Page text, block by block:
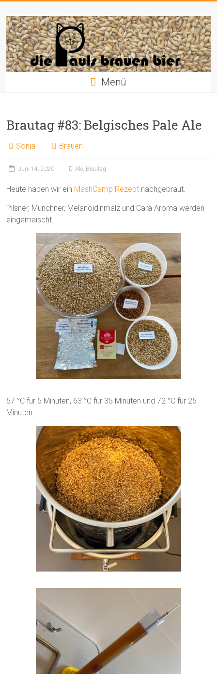
Inhalt
springen
Die
Pauls
brauen
Bier
Menü
Brautag #83: Belgisches Pale Ale
Sonja Brauen
Juni 14, 2020 Ale, Brautag
Heute haben wir ein MashCamp Rezept nachgebraut.
Pilsner, Münchner, Melanoidinmalz und Cara Aroma werden
eingemaischt.
57 °C für 5 Minuten, 63 °C für 35 Minuten und 72 °C für 25
Minuten.